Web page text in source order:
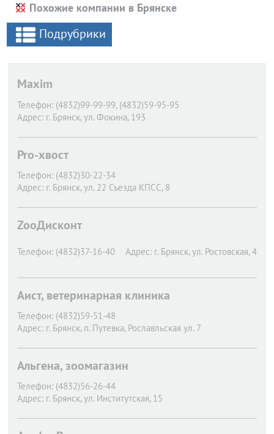
Похожие компании в Брянске
Подрубрики
Maxim
Телефон: (4832)99-99-99, (4832)59-95-95
Адрес: г. Брянск, ул. Фокина, 193
Pro-хвост
Телефон: (4832)30-22-34
Адрес: г. Брянск, ул. 22 Съезда КПСС, 8
ZooДисконт
Телефон: (4832)37-16-40 Адрес: г. Брянск, ул. Ростовская, 4
Аист, ветеринарная клиника
Телефон: (4832)59-51-48
Адрес: г. Брянск, п. Путевка, Рославльская ул. 7
Альгена, зоомагазин
Телефон: (4832)56-26-44
Адрес: г. Брянск, ул. Институтская, 15